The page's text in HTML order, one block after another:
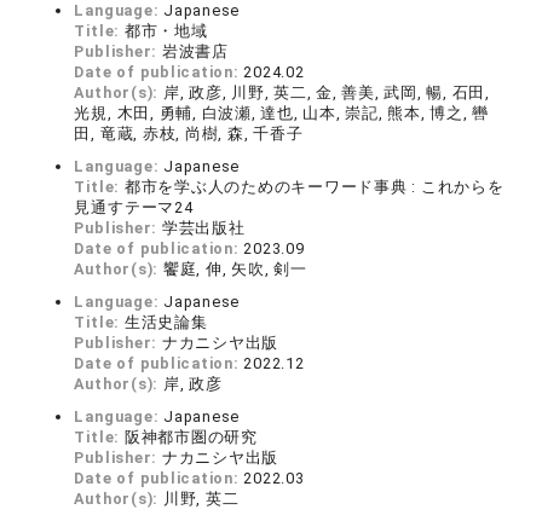
Language: Japanese
Title: 都市・地域
Publisher: 岩波書店
Date of publication:2024.02
Author(s): 岸, 政彦, 川野, 英二, 金, 善美, 武岡, 暢, 石田,
光規, 木田, 勇輔, 白波瀬, 達也, 山本, 崇記, 熊本, 博之, 轡
田, 竜蔵, 赤枝, 尚樹, 森, 千香子
Language: Japanese
Title: 都市を学ぶ人のためのキーワード事典 : これからを
見通すテーマ24
Publisher: 学芸出版社
Date of publication:2023.09
Author(s): 饗庭, 伸, 矢吹, 剣一
Language: Japanese
Title: 生活史論集
Publisher: ナカニシヤ出版
Date of publication:2022.12
Author(s): 岸, 政彦
Language: Japanese
Title: 阪神都市圏の研究
Publisher: ナカニシヤ出版
Date of publication:2022.03
Author(s): 川野, 英二